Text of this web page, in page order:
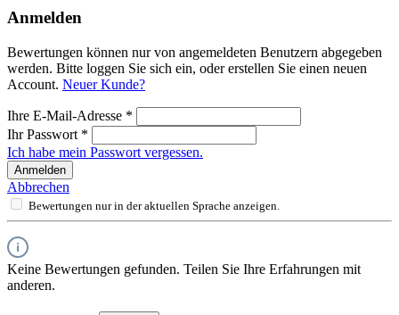
Anmelden
Bewertungen können nur von angemeldeten Benutzern abgegeben
werden. Bitte loggen Sie sich ein, oder erstellen Sie einen neuen
Account. Neuer Kunde?
Ihre E-Mail-Adresse *
Ihr Passwort *
Ich habe mein Passwort vergessen.
Anmelden
Abbrechen
Bewertungen nur in der aktuellen Sprache anzeigen.
Keine Bewertungen gefunden. Teilen Sie Ihre Erfahrungen mit
anderen.